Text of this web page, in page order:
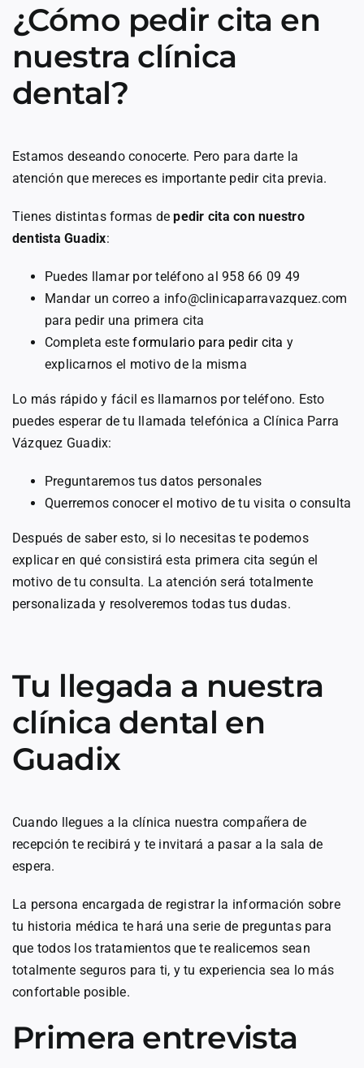
¿Cómo pedir cita en
nuestra clínica
dental?
Estamos deseando conocerte. Pero para darte la
atención que mereces es importante pedir cita previa.
Tienes distintas formas de pedir cita con nuestro
dentista Guadix:
Puedes llamar por teléfono al 958 66 09 49
Mandar un correo a info@clinicaparravazquez.com
para pedir una primera cita
Completa esteformulario para pedir cita y
explicarnos el motivo de la misma
Lo más rápido y fácil es llamarnos por teléfono. Esto
puedes esperar de tu llamada telefónica a Clínica Parra
Vázquez Guadix:
Preguntaremos tus datos personales
Querremos conocer el motivo de tu visita o consulta
Después de saber esto, si lo necesitas te podemos
explicar en qué consistirá esta primera cita según el
motivo de tu consulta. La atención será totalmente
personalizada y resolveremos todas tus dudas.
Tu llegada a nuestra
clínica dental en
Guadix
Cuando llegues a la clínica nuestra compañera de
recepción te recibirá y te invitará a pasar a la sala de
espera.
La persona encargada de registrar la información sobre
tu historia médica te hará una serie de preguntas para
que todos los tratamientos que te realicemos sean
totalmente seguros para ti, y tu experiencia sea lo más
confortable posible.
Primera entrevista